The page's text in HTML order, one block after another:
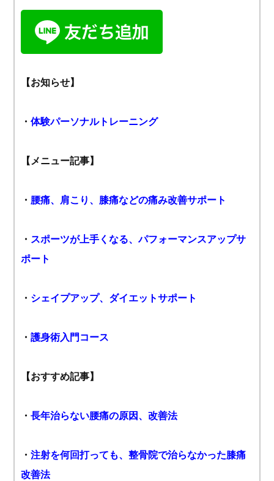
【お知らせ】
・体験パーソナルトレーニング
【メニュー記事】
・ 腰痛、肩こり、膝痛などの痛み改善サポート
・ スポーツが上手くなる、パフォーマンスアップサ
ポート
・ シェイプアップ、ダイエットサポート
・護身術入門コース
【おすすめ記事】
・長年治らない腰痛の原因、改善法
・注射を何回打っても、整骨院で治らなかった膝痛
改善法